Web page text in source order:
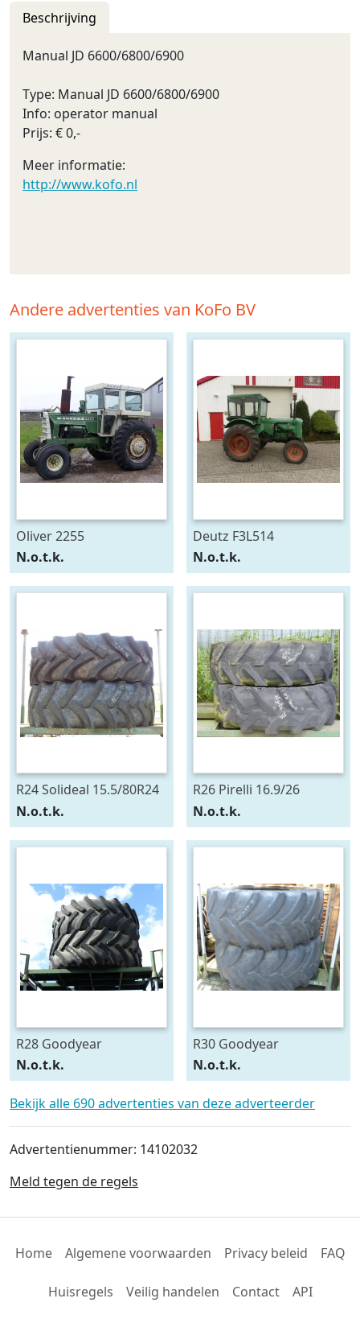
Beschrijving
Manual JD 6600/6800/6900
Type: Manual JD 6600/6800/6900
Info: operator manual
Prijs: € 0,-
Meer informatie:
http://www.kofo.nl
Andere advertenties van KoFo BV
Oliver 2255
N.o.t.k.
Deutz F3L514
N.o.t.k.
R24 Solideal 15.5/80R24
N.o.t.k.
R26 Pirelli 16.9/26
N.o.t.k.
R28 Goodyear
540/75R28
N.o.t.k.
R30 Goodyear
600/70R30
N.o.t.k.
Bekijk alle 690 advertenties van deze adverteerder
Advertentienummer: 14102032
Meld tegen de regels
Home Algemene voorwaarden Privacy beleid FAQ
Huisregels Veilig handelen Contact API